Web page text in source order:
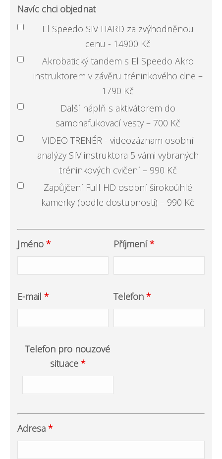
Navíc chci objednat
El Speedo SIV HARD za zvýhodněnou
cenu - 14900 Kč
Akrobatický tandem s El Speedo Akro
instruktorem v závěru tréninkového dne –
1790 Kč
Další náplň s aktivátorem do
samonafukovací vesty – 700 Kč
VIDEO TRENÉR - videozáznam osobní
analýzy SIV instruktora 5 vámi vybraných
tréninkových cvičení – 990 Kč
Zapůjčení Full HD osobní širokoúhlé
kamerky (podle dostupnosti) – 990 Kč
Jméno * Příjmení*
E-mail * Telefon *
Telefon pro nouzové
situace *
Adresa *